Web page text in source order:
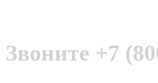
Звоните +7